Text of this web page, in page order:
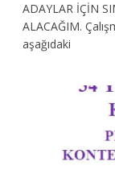
ADAYLAR İÇİN
ALACAĞIM.
aşağıdaki